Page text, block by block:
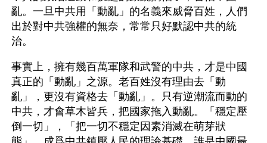
亂。一旦中共用「動亂」的名義來威脅百姓，人們
出於對中共強權的無奈，常常只好默認中共的統
治。
事實上，擁有幾百萬軍隊和武警的中共，才是中國
真正的「動亂」之源。老百姓沒有理由去「動
亂」，更沒有資格去「動亂」。只有逆潮流而動的
中共，才會草木皆兵，把國家拖入動亂。「穩定壓
倒一切」，「把一切不穩定因素消滅在萌芽狀